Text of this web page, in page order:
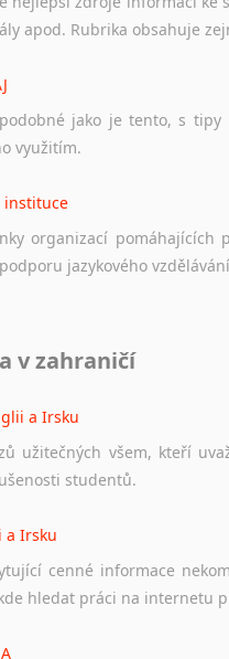
apod. Rubrika obsahuje
podobné jako je tento, s tipy
využitím.
instituce
organizací pomáhajících
podporu jazykového vzdělávání
o česká diskusní
v zahraničí
a Irsku
užitečných všem, kteří
studentů.
a Irsku
cenné informace
hledat práci na internetu